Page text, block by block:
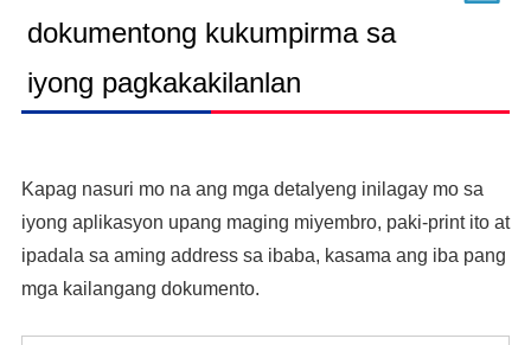
dokumentong kukumpirma sa
iyong pagkakakilanlan
Kapag nasuri mo na ang mga detalyeng inilagay mo sa
iyong aplikasyon upang maging miyembro, paki-print ito at
ipadala sa aming address sa ibaba, kasama ang iba pang
mga kailangang dokumento.